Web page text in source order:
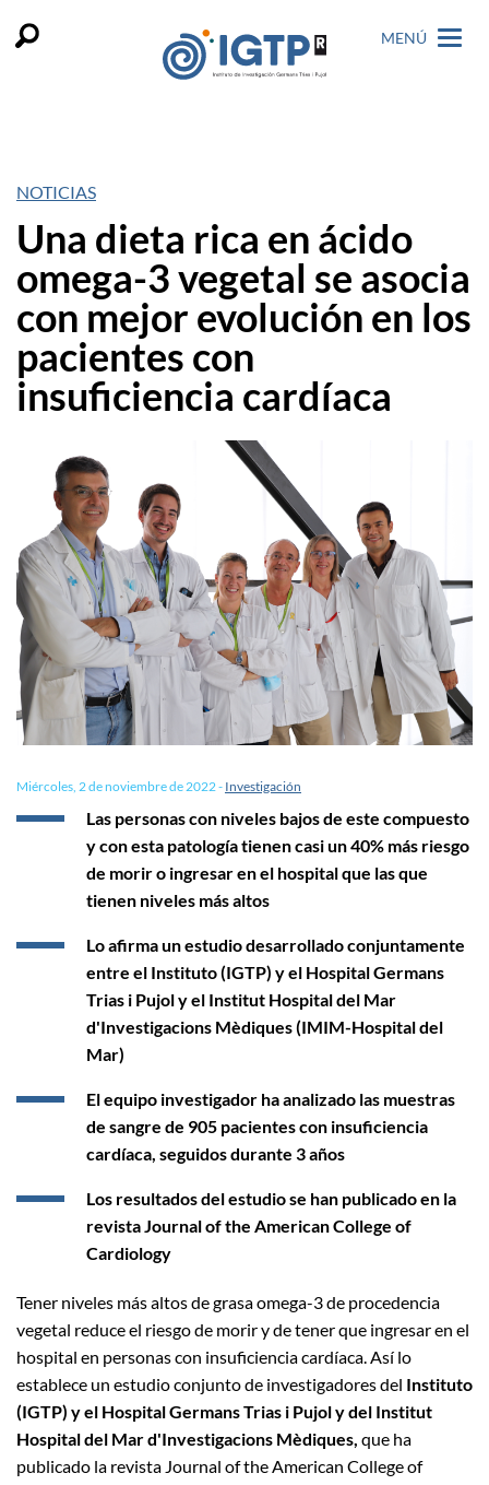
MENÚ
NOTICIAS
Una dieta rica en ácido
omega-3 vegetal se asocia
con mejor evolución en los
pacientes con
insuficiencia cardíaca
Miércoles, 2 de noviembre de 2022- Investigación
Las personas con niveles bajos de este compuesto
y con esta patología tienen casi un 40% más riesgo
de morir o ingresar en el hospital que las que
tienen niveles más altos
Lo afirma un estudio desarrollado conjuntamente
entre el Instituto (IGTP) y el Hospital Germans
Trias i Pujol y el Institut Hospital del Mar
d'Investigacions Mèdiques (IMIM-Hospital del
Mar)
El equipo investigador ha analizado las muestras
de sangre de 905 pacientes con insuficiencia
cardíaca, seguidos durante 3 años
Los resultados del estudio se han publicado en la
revista Journal of the American College of
Cardiology
Tener niveles más altos de grasa omega-3 de procedencia
vegetal reduce el riesgo de morir y de tener que ingresar en el
hospital en personas con insuficiencia cardíaca. Así lo
establece un estudio conjunto de investigadores del Instituto
(IGTP) y el Hospital Germans Trias i Pujol y del Institut
Hospital del Mar d'Investigacions Mèdiques, que ha
publicado la revista Journal of the American College of